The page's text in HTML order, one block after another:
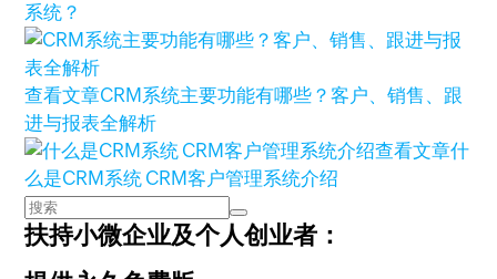
系统？
查看文章CRM系统主要功能有哪些？客户、销售、跟
进与报表全解析
查看文章什
么是CRM系统 CRM客户管理系统介绍
扶持小微企业及个人创业者：